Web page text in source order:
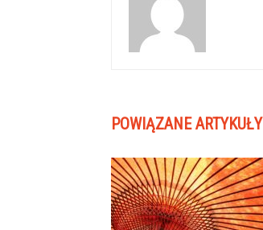
POWIĄZANE ARTYKUŁY